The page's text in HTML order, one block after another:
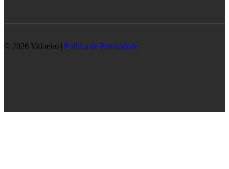
© 2026 Vidoeiro | Política de Privacidade